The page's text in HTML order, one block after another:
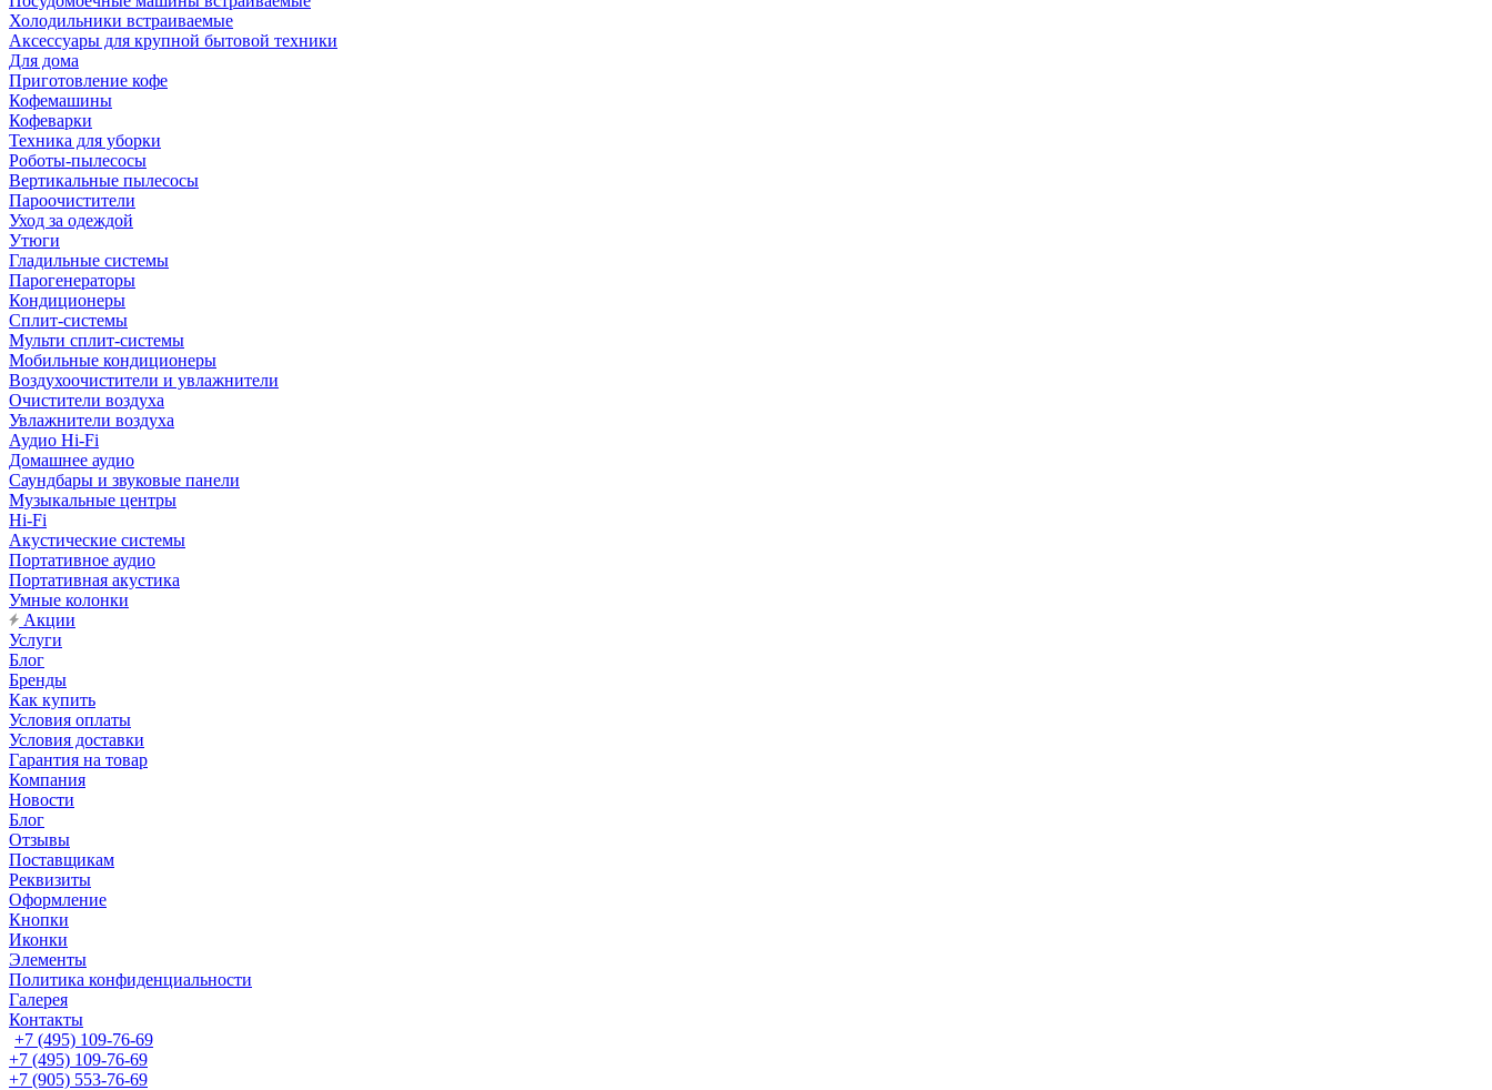
Холодильники встраиваемые
Аксессуары для крупной бытовой техники
Для дома
Приготовление кофе
Кофемашины
Кофеварки
Техника для уборки
Роботы-пылесосы
Вертикальные пылесосы
Пароочистители
Уход за одеждой
Утюги
Гладильные системы
Парогенераторы
Кондиционеры
Сплит-системы
Мульти сплит-системы
Мобильные кондиционеры
Воздухоочистители и увлажнители
Очистители воздуха
Увлажнители воздуха
Аудио Hi-Fi
Домашнее аудио
Саундбары и звуковые панели
Музыкальные центры
Hi-Fi
Акустические системы
Портативное аудио
Портативная акустика
Умные колонки
Акции
Услуги
Блог
Бренды
Как купить
Условия оплаты
Условия доставки
Гарантия на товар
Компания
Новости
Блог
Отзывы
Поставщикам
Реквизиты
Оформление
Кнопки
Иконки
Элементы
Политика конфиденциальности
Галерея
Контакты
+7 (495) 109-76-69
+7 (495) 109-76-69
+7 (905) 553-76-69